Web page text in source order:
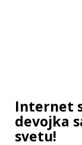
Internet
devojka
svetu!